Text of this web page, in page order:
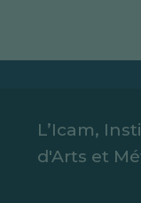
L’Icam,
d'Arts et